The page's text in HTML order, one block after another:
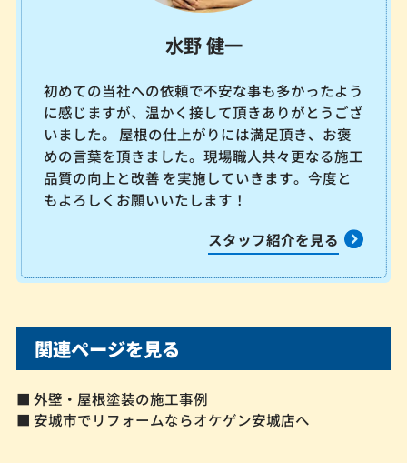
水野 健一
初めての当社への依頼で不安な事も多かったよう
に感じますが、温かく接して頂きありがとうござ
いました。 屋根の仕上がりには満足頂き、お褒
めの言葉を頂きました。現場職人共々更なる施工
品質の向上と改善 を実施していきます。今度と
もよろしくお願いいたします！
スタッフ紹介を見る
関連ページを見る
■ 外壁・屋根塗装の施工事例
■ 安城市でリフォームならオケゲン安城店へ